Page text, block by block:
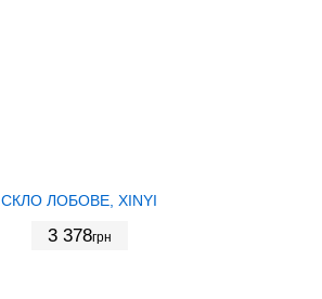
СКЛО ЛОБОВЕ, XINYI
3 378грн